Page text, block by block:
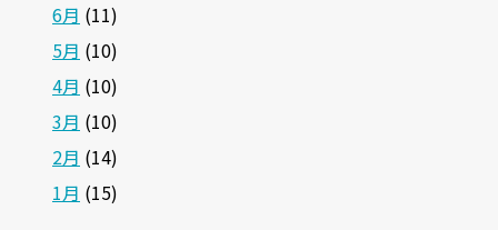
6月 (11)
5月 (10)
4月 (10)
3月 (10)
2月 (14)
1月 (15)